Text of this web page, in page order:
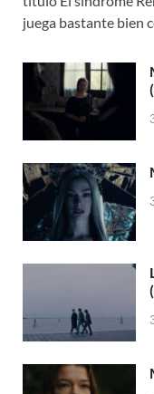
juega bastante bien